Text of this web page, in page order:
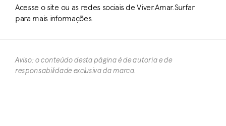
Acesse o site ou as redes sociais de Viver.Amar.Surfar
para mais informações.
Aviso: o conteúdo desta página é de autoria e de
responsabilidade exclusiva da marca.​